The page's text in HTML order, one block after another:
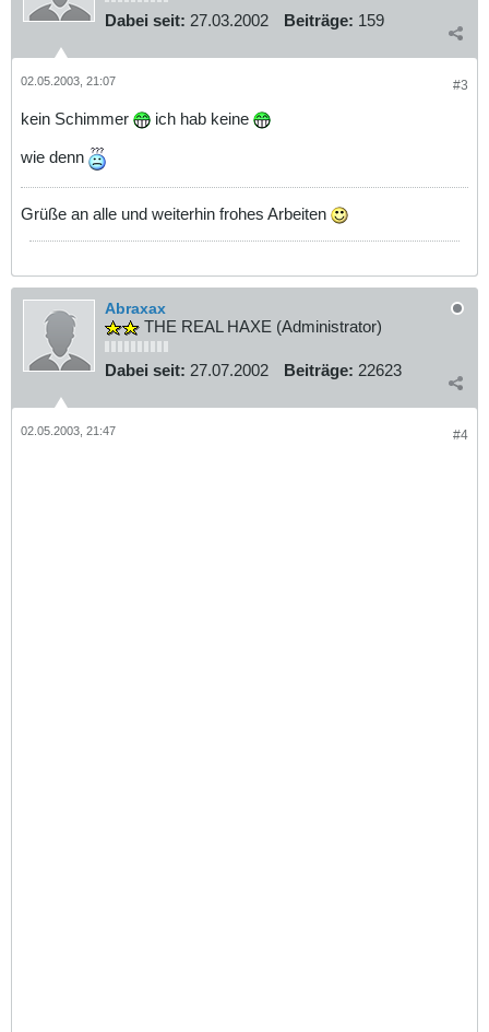
Dabei seit: 27.03.2002 Beiträge: 159
#3
02.05.2003, 21:07
kein Schimmer ich hab keine
wie denn
Grüße an alle und weiterhin frohes Arbeiten
Abraxax
THE REAL HAXE (Administrator)
Dabei seit: 27.07.2002 Beiträge: 22623
#4
02.05.2003, 21:47